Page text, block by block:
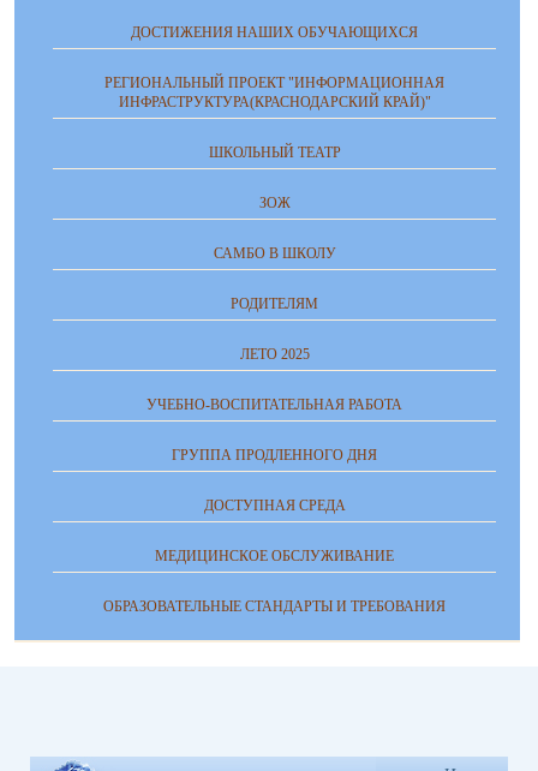
ДОСТИЖЕНИЯ НАШИХ ОБУЧАЮЩИХСЯ
РЕГИОНАЛЬНЫЙ ПРОЕКТ "ИНФОРМАЦИОННАЯ
ИНФРАСТРУКТУРА(КРАСНОДАРСКИЙ КРАЙ)"
ШКОЛЬНЫЙ ТЕАТР
ЗОЖ
САМБО В ШКОЛУ
РОДИТЕЛЯМ
ЛЕТО 2025
УЧЕБНО-ВОСПИТАТЕЛЬНАЯ РАБОТА
ГРУППА ПРОДЛЕННОГО ДНЯ
ДОСТУПНАЯ СРЕДА
МЕДИЦИНСКОЕ ОБСЛУЖИВАНИЕ
ОБРАЗОВАТЕЛЬНЫЕ СТАНДАРТЫ И ТРЕБОВАНИЯ